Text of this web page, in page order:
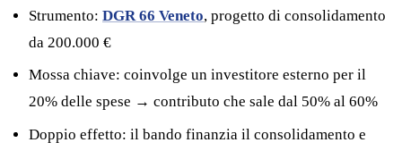
Strumento: DGR 66 Veneto, progetto di consolidamento
da 200.000 €
Mossa chiave: coinvolge un investitore esterno per il
20% delle spese → contributo che sale dal 50% al 60%
Doppio effetto: il bando finanzia il consolidamento e